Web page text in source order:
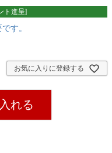
ト進呈]
す。
お気に入りに登録する
れる